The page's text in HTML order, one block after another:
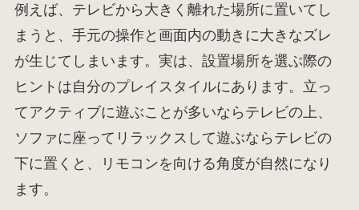
例えば、テレビから大きく離れた場所に置いてし
まうと、手元の操作と画面内の動きに大きなズレ
が生じてしまいます。実は、設置場所を選ぶ際の
ヒントは自分のプレイスタイルにあります。立っ
てアクティブに遊ぶことが多いならテレビの上、
ソファに座ってリラックスして遊ぶならテレビの
下に置くと、リモコンを向ける角度が自然になり
ます。